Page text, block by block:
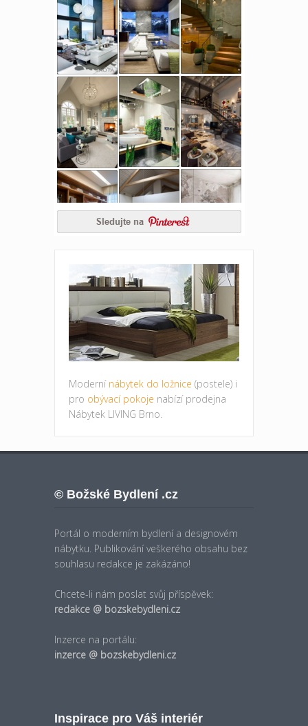
Moderní nábytek do ložnice (postele) i
pro obývací pokoje nabízí prodejna
Nábytek LIVING Brno.
© Božské Bydlení .cz
Portál o moderním bydlení a designovém
nábytku. Publikování veškerého obsahu bez
souhlasu redakce je zakázáno!
Chcete-li nám poslat svůj příspěvek:
redakce @ bozskebydleni.cz
Inzerce na portálu:
inzerce @ bozskebydleni.cz
Inspirace pro Váš interiér